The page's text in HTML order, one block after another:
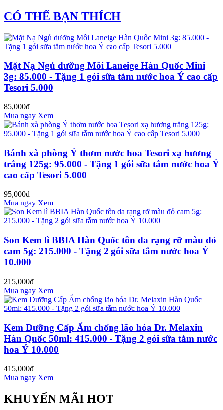
CÓ THỂ BẠN THÍCH
Mặt Nạ Ngủ dưỡng Môi Laneige Hàn Quốc Mini
3g: 85.000 - Tặng 1 gói sữa tắm nước hoa Ý cao cấp
Tesori 5.000
85,000đ
Mua ngay Xem
Bánh xà phòng Ý thơm nước hoa Tesori xạ hương
trắng 125g: 95.000 - Tặng 1 gói sữa tắm nước hoa Ý
cao cấp Tesori 5.000
95,000đ
Mua ngay Xem
Son Kem lì BBIA Hàn Quốc tôn da rạng rỡ màu đỏ
cam 5g: 215.000 - Tặng 2 gói sữa tắm nước hoa Ý
10.000
215,000đ
Mua ngay Xem
Kem Dưỡng Cấp Ẩm chống lão hóa Dr. Melaxin
Hàn Quốc 50ml: 415.000 - Tặng 2 gói sữa tắm nước
hoa Ý 10.000
415,000đ
Mua ngay Xem
KHUYẾN MÃI HOT